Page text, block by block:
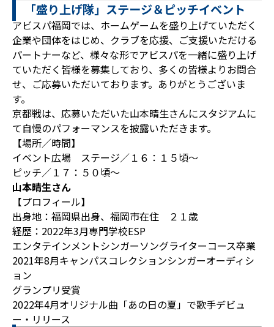
「盛り上げ隊」ステージ＆ピッチイベント
アビスパ福岡では、ホームゲームを盛り上げていただく
企業や団体をはじめ、クラブを応援、ご支援いただける
パートナーなど、様々な形でアビスパを一緒に盛り上げ
ていただく皆様を募集しており、多くの皆様よりお問合
せ、ご応募いただいております。ありがとうございま
す。
京都戦は、応募いただいた山本晴生さんにスタジアムに
て自慢のパフォーマンスを披露いただきます。
【場所／時間】
イベント広場 ステージ／１６：１５頃～
ピッチ／１７：５０頃～
山本晴生さん
【プロフィール】
出身地：福岡県出身、福岡市在住 ２１歳
経歴：2022年3月専門学校ESP
エンタテインメントシンガーソングライターコース卒業
2021年8月キャンパスコレクションシンガーオーディシ
ョン
グランプリ受賞
2022年4月オリジナル曲「あの日の夏」で歌手デビュ
ー・リリース